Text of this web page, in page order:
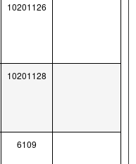
10201126
10201128
6109